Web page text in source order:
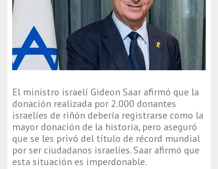
El ministro israelí Gideon Saar afirmó que la
donación realizada por 2.000 donantes
israelíes de riñón debería registrarse como la
mayor donación de la historia, pero aseguró
que se les privó del título de récord mundial
por ser ciudadanos israelíes. Saar afirmó que
esta situación es imperdonable.